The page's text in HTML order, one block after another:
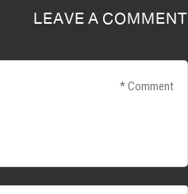
LEAVE A COMMENT